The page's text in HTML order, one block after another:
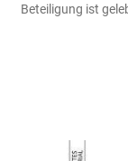
Beteiligung ist